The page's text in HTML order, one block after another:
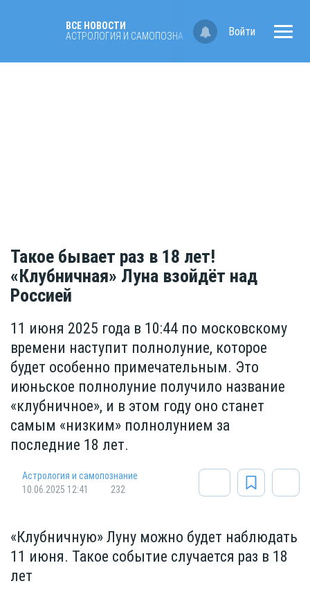
ВСЕ НОВОСТИ
Войти
Такое бывает раз в 18 лет!
«Клубничная» Луна взойдёт над
Россией
11 июня 2025 года в 10:44 по московскому
времени наступит полнолуние, которое
будет особенно примечательным. Это
июньское полнолуние получило название
«клубничное», и в этом году оно станет
самым «низким» полнолунием за
последние 18 лет.
Астрология и самопознание
10.06.2025 12:41
232
«Клубничную» Луну можно будет наблюдать
11 июня. Такое событие случается раз в 18
лет